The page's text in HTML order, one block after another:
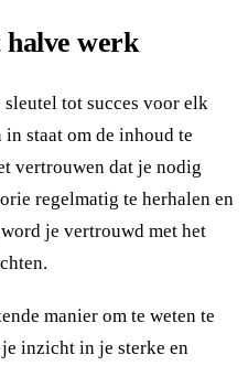
halve werk
tot succes voor elk
staat om de inhoud te
vertrouwen dat je nodig
regelmatig te herhalen en
je vertrouwd met het
manier om te weten te
inzicht in je sterke en